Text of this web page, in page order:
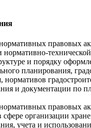
правовых
и порядку
планирования,
нормативов
и документации по
правовых
организации
учета и